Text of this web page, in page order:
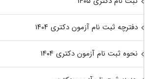
دفترچه ثبت نام آزمون دکتری ۱۴۰۴
نحوه ثبت نام آزمون دکتری ۱۴۰۴